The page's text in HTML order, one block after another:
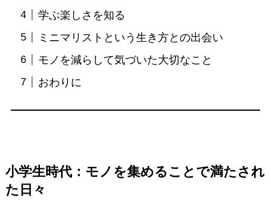
学ぶ楽しさを知る
ミニマリストという生き方との出会い
モノを減らして気づいた大切なこと
おわりに
小学生時代：モノを集めることで満たされ
た日々